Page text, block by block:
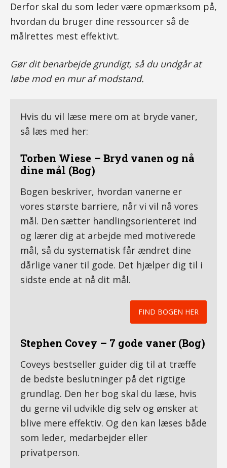
Derfor skal du som leder være opmærksom på,
hvordan du bruger dine ressourcer så de
målrettes mest effektivt.
Gør dit benarbejde grundigt, så du undgår at
løbe mod en mur af modstand.
Hvis du vil læse mere om at bryde vaner,
så læs med her:
Torben Wiese – Bryd vanen og nå
dine mål (Bog)
Bogen beskriver, hvordan vanerne er
vores største barriere, når vi vil nå vores
mål. Den sætter handlingsorienteret ind
og lærer dig at arbejde med motiverede
mål, så du systematisk får ændret dine
dårlige vaner til gode. Det hjælper dig til i
sidste ende at nå dit mål.
FIND BOGEN HER
Stephen Covey – 7 gode vaner (Bog)
Coveys bestseller guider dig til at træffe
de bedste beslutninger på det rigtige
grundlag. Den her bog skal du læse, hvis
du gerne vil udvikle dig selv og ønsker at
blive mere effektiv. Og den kan læses både
som leder, medarbejder eller
privatperson.